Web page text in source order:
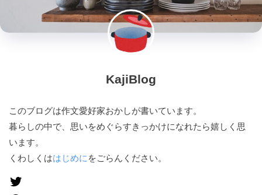
KajiBlog
このブログは作文愛好家おかしが書いています。
暮らしの中で、思いをめぐらすきっかけになれたら嬉しく思
います。
くわしくははじめに をごらんください。